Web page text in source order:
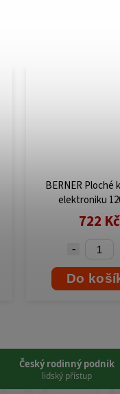
BERNER Ploché
elektroniku
722 Kč
Do
Český rodinný podnik
lidský přístup